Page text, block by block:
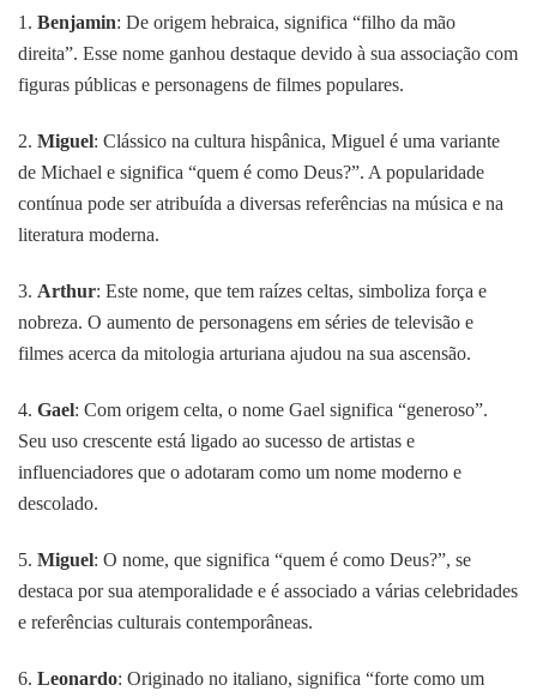
1. Benjamin: De origem hebraica, significa “filho da mão
direita”. Esse nome ganhou destaque devido à sua associação com
figuras públicas e personagens de filmes populares.
2. Miguel: Clássico na cultura hispânica, Miguel é uma variante
de Michael e significa “quem é como Deus?”. A popularidade
contínua pode ser atribuída a diversas referências na música e na
literatura moderna.
3. Arthur: Este nome, que tem raízes celtas, simboliza força e
nobreza. O aumento de personagens em séries de televisão e
filmes acerca da mitologia arturiana ajudou na sua ascensão.
4. Gael: Com origem celta, o nome Gael significa “generoso”.
Seu uso crescente está ligado ao sucesso de artistas e
influenciadores que o adotaram como um nome moderno e
descolado.
5. Miguel: O nome, que significa “quem é como Deus?”, se
destaca por sua atemporalidade e é associado a várias celebridades
e referências culturais contemporâneas.
6. Leonardo: Originado no italiano, significa “forte como um